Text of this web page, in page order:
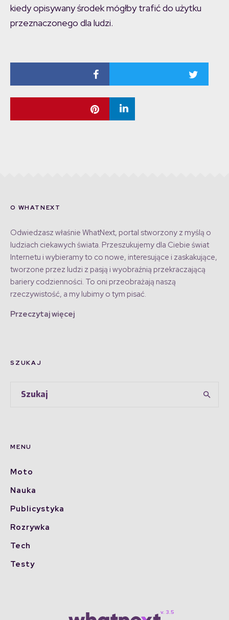
kiedy opisywany środek mógłby trafić do użytku
przeznaczonego dla ludzi.
O WHATNEXT
Odwiedzasz właśnie WhatNext, portal stworzony z myślą o
ludziach ciekawych świata. Przeszukujemy dla Ciebie świat
Internetu i wybieramy to co nowe, interesujące i zaskakujące,
tworzone przez ludzi z pasją i wyobraźnią przekraczającą
bariery codzienności. To oni przeobrażają naszą
rzeczywistość, a my lubimy o tym pisać.
Przeczytaj więcej
SZUKAJ
MENU
Moto
Nauka
Publicystyka
Rozrywka
Tech
Testy